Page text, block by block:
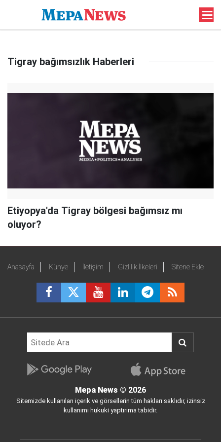
Tigray bağımsızlık Haberleri
Etiyopya'da Tigray bölgesi bağımsız mı
oluyor?
Anasayfa Künye İletişim Gizlilik İlkeleri Sitene Ekle
Mepa News © 2026
Sitemizde kullanılan içerik ve görsellerin tüm hakları saklıdır, izinsiz
kullanımı hukuki yaptırıma tabidir.